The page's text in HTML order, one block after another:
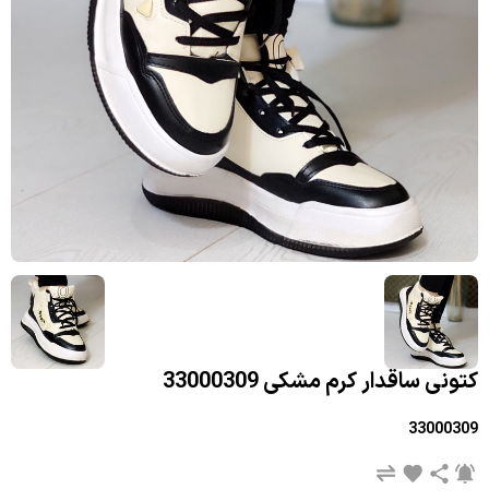
کتونی ساقدار کرم مشکی 33000309
33000309